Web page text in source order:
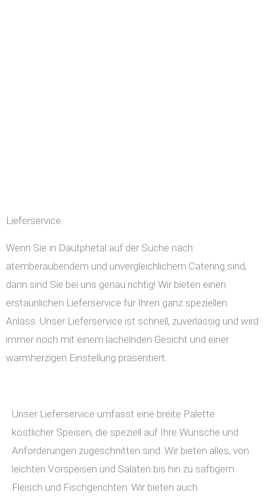
Lieferservice
Wenn Sie in Dautphetal auf der Suche nach
atemberaubendem und unvergleichlichem Catering sind,
dann sind Sie bei uns genau richtig! Wir bieten einen
erstaunlichen Lieferservice für Ihren ganz speziellen
Anlass. Unser Lieferservice ist schnell, zuverlässig und wird
immer noch mit einem lächelnden Gesicht und einer
warmherzigen Einstellung präsentiert.
Unser Lieferservice umfasst eine breite Palette
köstlicher Speisen, die speziell auf Ihre Wünsche und
Anforderungen zugeschnitten sind. Wir bieten alles, von
leichten Vorspeisen und Salaten bis hin zu saftigem
Fleisch und Fischgerichten. Wir bieten auch